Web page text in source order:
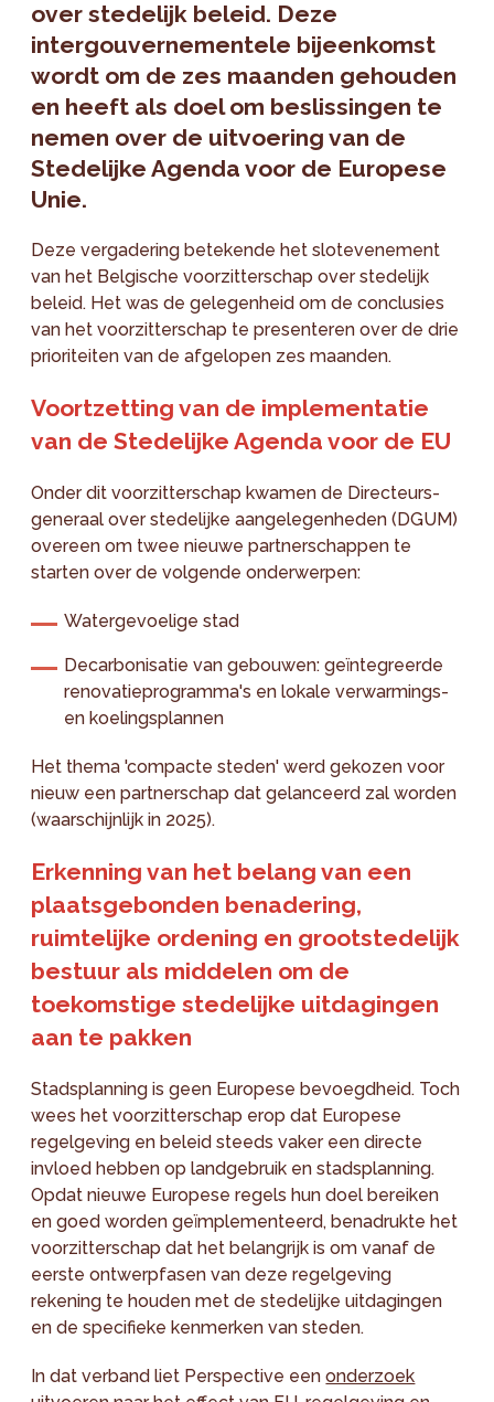
over stedelijk beleid. Deze
intergouvernementele bijeenkomst
wordt om de zes maanden gehouden
en heeft als doel om beslissingen te
nemen over de uitvoering van de
Stedelijke Agenda voor de Europese
Unie.
Deze vergadering betekende het slotevenement
van het Belgische voorzitterschap over stedelijk
beleid. Het was de gelegenheid om de conclusies
van het voorzitterschap te presenteren over de drie
prioriteiten van de afgelopen zes maanden.
Voortzetting van de implementatie
van de Stedelijke Agenda voor de EU
Onder dit voorzitterschap kwamen de Directeurs-
generaal over stedelijke aangelegenheden (DGUM)
overeen om twee nieuwe partnerschappen te
starten over de volgende onderwerpen:
Watergevoelige stad
Decarbonisatie van gebouwen: geïntegreerde
renovatieprogramma's en lokale verwarmings-
en koelingsplannen
Het thema 'compacte steden' werd gekozen voor
nieuw een partnerschap dat gelanceerd zal worden
(waarschijnlijk in 2025).
Erkenning van het belang van een
plaatsgebonden benadering,
ruimtelijke ordening en grootstedelijk
bestuur als middelen om de
toekomstige stedelijke uitdagingen
aan te pakken
Stadsplanning is geen Europese bevoegdheid. Toch
wees het voorzitterschap erop dat Europese
regelgeving en beleid steeds vaker een directe
invloed hebben op landgebruik en stadsplanning.
Opdat nieuwe Europese regels hun doel bereiken
en goed worden geïmplementeerd, benadrukte het
voorzitterschap dat het belangrijk is om vanaf de
eerste ontwerpfasen van deze regelgeving
rekening te houden met de stedelijke uitdagingen
en de specifieke kenmerken van steden.
In dat verband liet Perspective eenonderzoek